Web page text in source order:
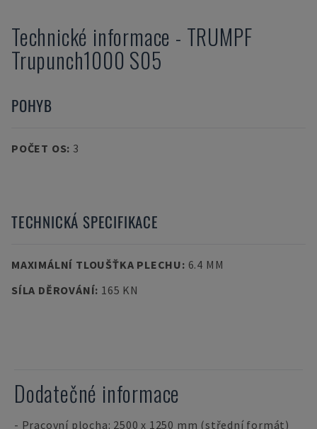
Technické informace - TRUMPF
Trupunch1000 S05
POHYB
POČET OS: 3
TECHNICKÁ SPECIFIKACE
MAXIMÁLNÍ TLOUŠŤKA PLECHU: 6.4 MM
SÍLA DĚROVÁNÍ: 165 KN
Dodatečné informace
- Pracovní plocha: 2500 x 1250 mm (střední formát)